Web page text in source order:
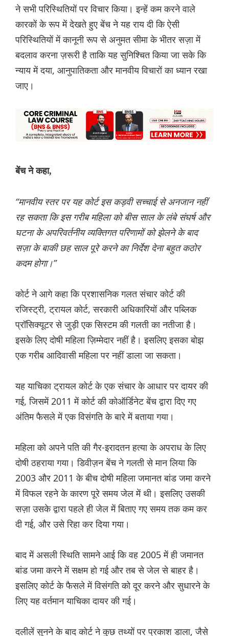
ने सभी परिस्थितियों पर विचार किया। इन्हें कम करने वाले
कारकों के रूप में देखते हुए बेंच ने यह राय दी कि ऐसी
परिस्थितियों में कानूनी रूप से अनुमत सीमा के भीतर सज़ा में
बदलाव करना ज़रूरी है ताकि यह सुनिश्चित किया जा सके कि
न्याय में दया, आनुपातिकता और मानवीय विचारों का ध्यान रखा
जाए।
बेंच ने कहा,
“मानवीय स्तर पर यह कोर्ट इस कड़वी सच्चाई से अनजान नहीं
रह सकता कि इस गरीब महिला को बीस साल के लंबे संघर्ष और
घटना के अपरिवर्तनीय व्यक्तिगत परिणामों को झेलने के बाद
सज़ा के बाकी छह साल पूरे करने का निर्देश देना बहुत कठोर
कदम होगा।”
कोर्ट ने आगे कहा कि प्रशासनिक गलत संचार कोर्ट की
रजिस्ट्री, ट्रायल कोर्ट, सरकारी अधिकारियों और पब्लिक
प्रॉसिक्यूटर से जुड़ी एक सिस्टम की गलती का नतीजा है।
इसके लिए दोषी महिला ज़िम्मेदार नहीं है। इसलिए इसका बोझ
एक गरीब आदिवासी महिला पर नहीं डाला जा सकता।
यह याचिका ट्रायल कोर्ट के एक संचार के आधार पर दायर की
गई, जिसमें 2011 में कोर्ट की कोऑर्डिनेट बेंच द्वारा दिए गए
अंतिम फैसले में एक विसंगति के बारे में बताया गया।
महिला को अपने पति की गैर-इरादतन हत्या के अपराध के लिए
दोषी ठहराया गया। डिवीज़न बेंच ने गलती से मान लिया कि
2003 और 2011 के बीच दोषी महिला जमानत बांड जमा करने
में विफल रहने के कारण पूरे समय जेल में थी। इसलिए उसकी
सज़ा उसके द्वारा पहले ही जेल में बिताए गए समय तक कम कर
दी गई, और उसे रिहा कर दिया गया।
बाद में असली स्थिति सामने आई कि वह 2005 में ही जमानत
बांड जमा करने में सक्षम हो गई और तब से जेल से बाहर है।
इसलिए कोर्ट के फैसले में विसंगति को दूर करने और सुधारने के
लिए यह वर्तमान याचिका दायर की गई।
दलीलें सुनने के बाद कोर्ट ने कुछ तथ्यों पर प्रकाश डाला, जैसे